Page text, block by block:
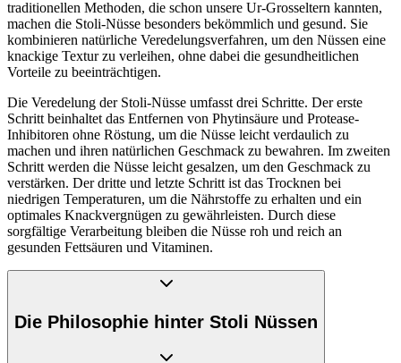
traditionellen Methoden, die schon unsere Ur-Grosseltern kannten,
machen die Stoli-Nüsse besonders bekömmlich und gesund. Sie
kombinieren natürliche Veredelungsverfahren, um den Nüssen eine
knackige Textur zu verleihen, ohne dabei die gesundheitlichen
Vorteile zu beeinträchtigen.
Die Veredelung der Stoli-Nüsse umfasst drei Schritte. Der erste
Schritt beinhaltet das Entfernen von Phytinsäure und Protease-
Inhibitoren ohne Röstung, um die Nüsse leicht verdaulich zu
machen und ihren natürlichen Geschmack zu bewahren. Im zweiten
Schritt werden die Nüsse leicht gesalzen, um den Geschmack zu
verstärken. Der dritte und letzte Schritt ist das Trocknen bei
niedrigen Temperaturen, um die Nährstoffe zu erhalten und ein
optimales Knackvergnügen zu gewährleisten. Durch diese
sorgfältige Verarbeitung bleiben die Nüsse roh und reich an
gesunden Fettsäuren und Vitaminen.
Die Philosophie hinter Stoli Nüssen